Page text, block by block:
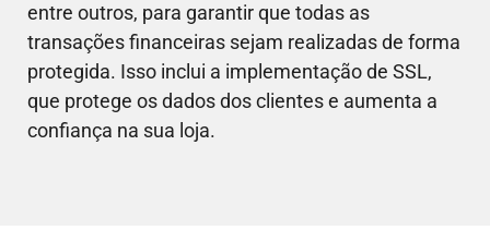
entre outros, para garantir que todas as
transações financeiras sejam realizadas de forma
protegida. Isso inclui a implementação de SSL,
que protege os dados dos clientes e aumenta a
confiança na sua loja.